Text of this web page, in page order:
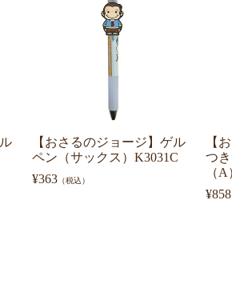
【おさるのジョージ】ゲル
ペン（サックス）K3031C
¥363 （税込）
【
つ
（
¥858